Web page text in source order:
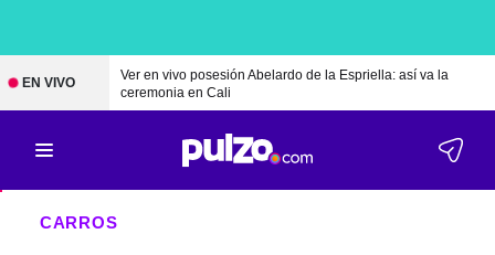
EN VIVO
Ver en vivo posesión Abelardo de la Espriella: así va la
ceremonia en Cali
CARROS